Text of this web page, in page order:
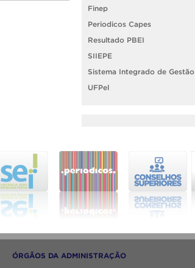
Finep
Periodicos Capes
Resultado PBEI
SIIEPE
Sistema Integrado de Gestão
UFPel
ÓRGÃOS DA ADMINISTRAÇÃO